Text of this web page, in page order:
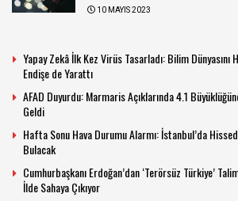
10 MAYIS 2023
Yapay Zekâ İlk Kez Virüs Tasarladı: Bilim Dünyasını
Endişe de Yarattı
AFAD Duyurdu: Marmaris Açıklarında 4.1
Geldi
Hafta Sonu Hava Durumu Alarmı: İstanbul’da
Bulacak
Cumhurbaşkanı Erdoğan’dan ‘Terörsüz Türkiye’
İlde Sahaya Çıkıyor